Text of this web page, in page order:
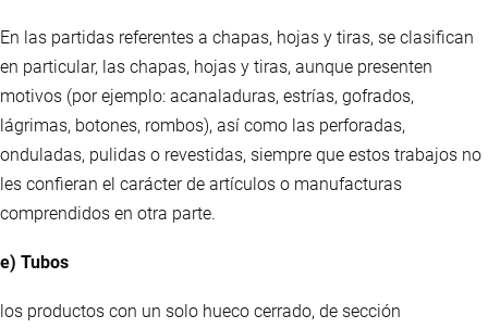
En las partidas referentes a chapas, hojas y tiras, se clasifican
en particular, las chapas, hojas y tiras, aunque presenten
motivos (por ejemplo: acanaladuras, estrías, gofrados,
lágrimas, botones, rombos), así como las perforadas,
onduladas, pulidas o revestidas, siempre que estos trabajos no
les confieran el carácter de artículos o manufacturas
comprendidos en otra parte.
e) Tubos
los productos con un solo hueco cerrado, de sección